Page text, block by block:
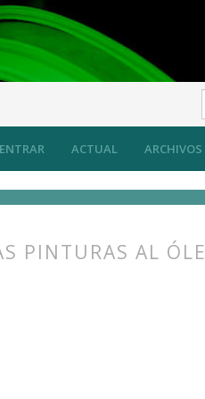
ACTUAL ARCHIVOS
ENTRAR
retos, nuevos planteamientos
PINTURAS AL